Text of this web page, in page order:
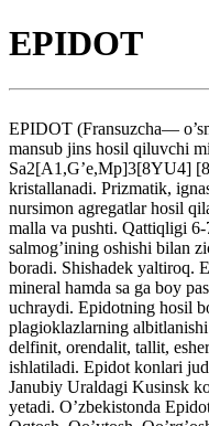
EPIDOT
EPIDOT (Fransuzcha—
mansub jins hosil qiluvchi
Sa2[A1,G’e,Mp]3[8YU4]
kristallanadi. Prizmatik,
nursimon agregatlar hosil
malla va pushti. Qattiqligi
salmog’ining oshishi bilan
boradi. Shishadek yaltiroq.
mineral hamda sa ga boy
uchraydi. Epidotning hosil
plagioklazlarning
delfinit, orendalit, tallit,
ishlatiladi. Epidot konlari
Janubiy Uraldagi Kusinsk
yetadi. O’zbekistonda